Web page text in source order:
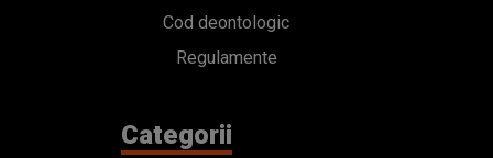
Cod deontologic
Regulamente
Categorii